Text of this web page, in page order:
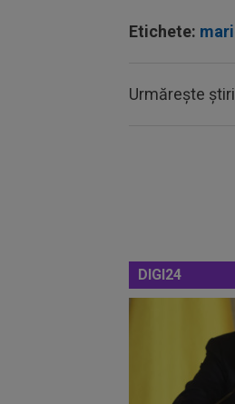
Etichete:
Urmărește
DIGI24